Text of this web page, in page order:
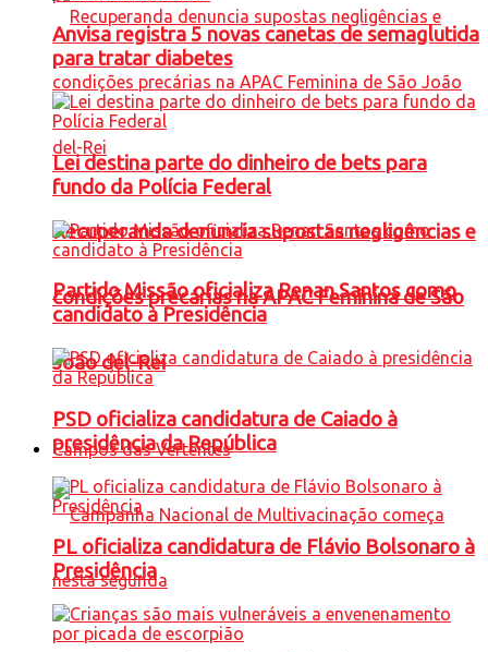
Recuperanda denuncia supostas negligências e
condições precárias na APAC Feminina de São
João del-Rei
Campos das Vertentes
Anvisa registra 5 novas canetas de semaglutida
para tratar diabetes
Lei destina parte do dinheiro de bets para
fundo da Polícia Federal
Partido Missão oficializa Renan Santos como
candidato à Presidência
PSD oficializa candidatura de Caiado à
presidência da República
PL oficializa candidatura de Flávio Bolsonaro à
Presidência